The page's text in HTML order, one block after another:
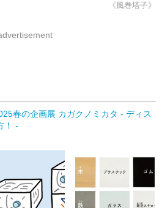
《風巻塔子》
春の企画展 カガクノミカタ - ディス
！ -